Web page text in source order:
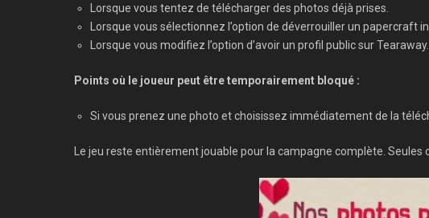
Lorsque vous tentez de télécharger des photos déjà prises.
Lorsque vous sélectionnez l’option de déverrouiller un papercraft
Lorsque vous modifiez l’option d’avoir un profil public sur
Points où le joueur peut être temporairement bloqué :
Si vous prenez une photo et choisissez immédiatement de la
Le jeu reste entièrement jouable pour la campagne complète.